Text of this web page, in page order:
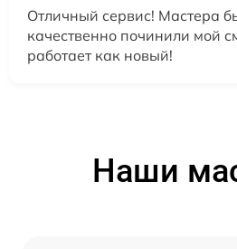
Отличный сервис! Мастера
качественно починили мой
работает как новый!
Наши